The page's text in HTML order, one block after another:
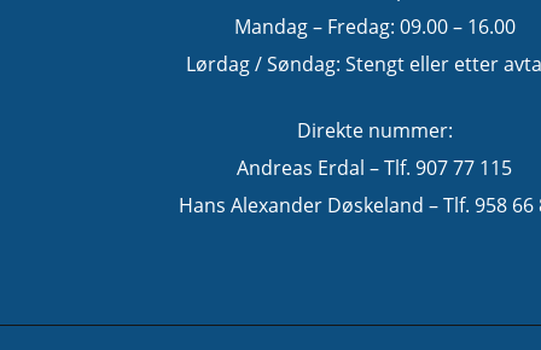
Mandag – Fredag: 09.00 – 16.00
Lørdag / Søndag: Stengt eller etter
Direkte nummer:
Andreas Erdal – Tlf. 907 77 115
Hans Alexander Døskeland – Tlf. 958 66